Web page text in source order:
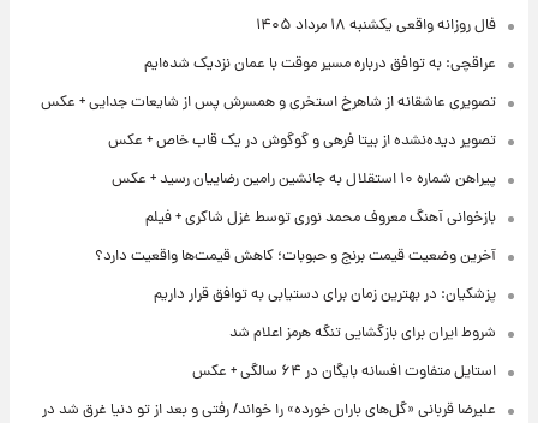
فال روزانه واقعی یکشنبه ۱۸ مرداد ۱۴۰۵
عراقچی: به توافق درباره مسیر موقت با عمان نزدیک شده‌ایم
تصویری عاشقانه از شاهرخ استخری و همسرش پس از شایعات جدایی + عکس
تصویر دیده‌نشده از بیتا فرهی و گوگوش در یک قاب خاص + عکس
پیراهن شماره ۱۰ استقلال به جانشین رامین رضاییان رسید + عکس
بازخوانی آهنگ معروف محمد نوری توسط غزل شاکری + فیلم
آخرین وضعیت قیمت برنج و حبوبات؛ کاهش قیمت‌ها واقعیت دارد؟
پزشکیان: در بهترین زمان برای دستیابی به توافق قرار داریم
شروط ایران برای بازگشایی تنگه هرمز اعلام شد
استایل متفاوت افسانه بایگان در ۶۴ سالگی + عکس
علیرضا قربانی «گل‌های باران خورده» را خواند/ رفتی و بعد از تو دنیا غرق شد در